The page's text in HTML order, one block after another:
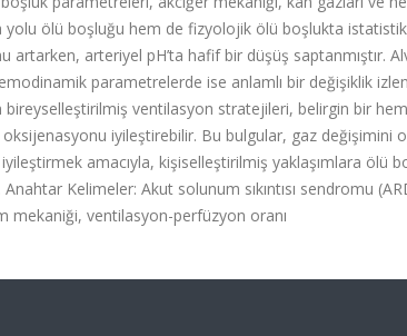
yolu ölü boşluğu hem de fizyolojik ölü boşlukta
arteriyel pH’ta hafif bir düşüş saptanmıştır.
parametrelerde ise anlamlı bir değişiklik
bireyselleştirilmiş ventilasyon stratejileri, belirgin bir
iyileştirebilir. Bu bulgular, gaz değişimini
amacıyla, kişiselleştirilmiş yaklaşımlara ölü
Kelimeler: Akut solunum sıkıntısı sendromu
mekaniği, ventilasyon-perfüzyon oranı